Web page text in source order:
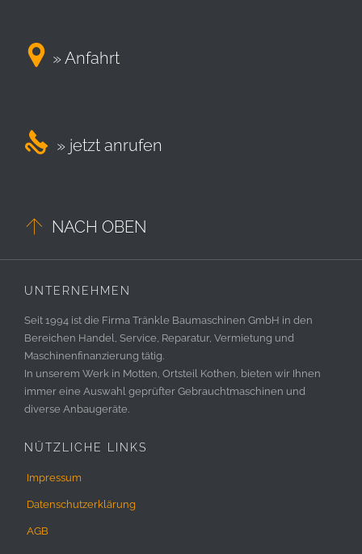
 » Anfahrt
 » jetzt anrufen
 NACH OBEN
UNTERNEHMEN
Seit 1994 ist die Firma Tränkle Baumaschinen GmbH in den
Bereichen Handel, Service, Reparatur, Vermietung und
Maschinenfinanzierung tätig.
In unserem Werk in Motten, Ortsteil Kothen, bieten wir Ihnen
immer eine Auswahl geprüfter Gebrauchtmaschinen und
diverse Anbaugeräte.
NÜTZLICHE LINKS
Impressum
Datenschutzerklärung
AGB